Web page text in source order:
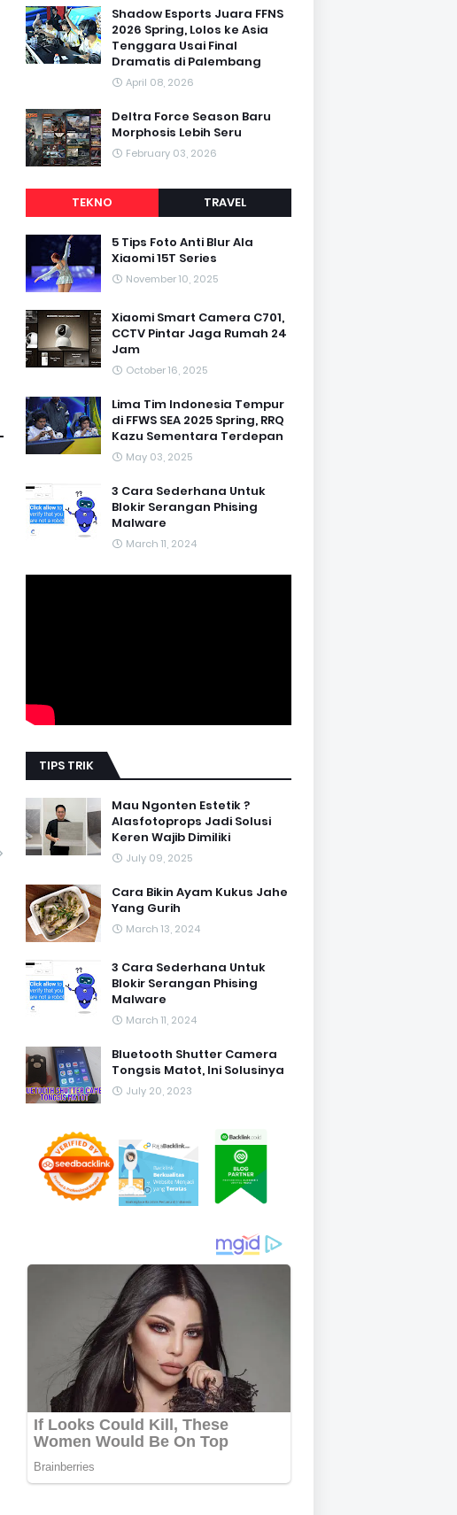
Shadow Esports Juara FFNS
2026 Spring, Lolos ke Asia
Tenggara Usai Final
Dramatis di Palembang
April 08, 2026
Deltra Force Season Baru
Morphosis Lebih Seru
February 03, 2026
TEKNO TRAVEL
5 Tips Foto Anti Blur Ala
Xiaomi 15T Series
November 10, 2025
Xiaomi Smart Camera C701,
CCTV Pintar Jaga Rumah 24
Jam
October 16, 2025
Lima Tim Indonesia Tempur
di FFWS SEA 2025 Spring, RRQ
Kazu Sementara Terdepan
May 03, 2025
3 Cara Sederhana Untuk
Blokir Serangan Phising
Malware
March 11, 2024
TIPS TRIK
Mau Ngonten Estetik ?
Alasfotoprops Jadi Solusi
Keren Wajib Dimiliki
July 09, 2025
Cara Bikin Ayam Kukus Jahe
Yang Gurih
March 13, 2024
3 Cara Sederhana Untuk
Blokir Serangan Phising
Malware
March 11, 2024
Bluetooth Shutter Camera
Tongsis Matot, Ini Solusinya
July 20, 2023